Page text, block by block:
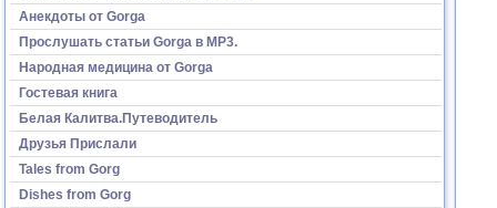
Анекдоты от Gorga
Прослушать статьи Gorga в МР3.
Народная медицина от Gorga
Гостевая книга
Белая Калитва.Путеводитель
Друзья Прислали
Tales from Gorg
Dishes from Gorg